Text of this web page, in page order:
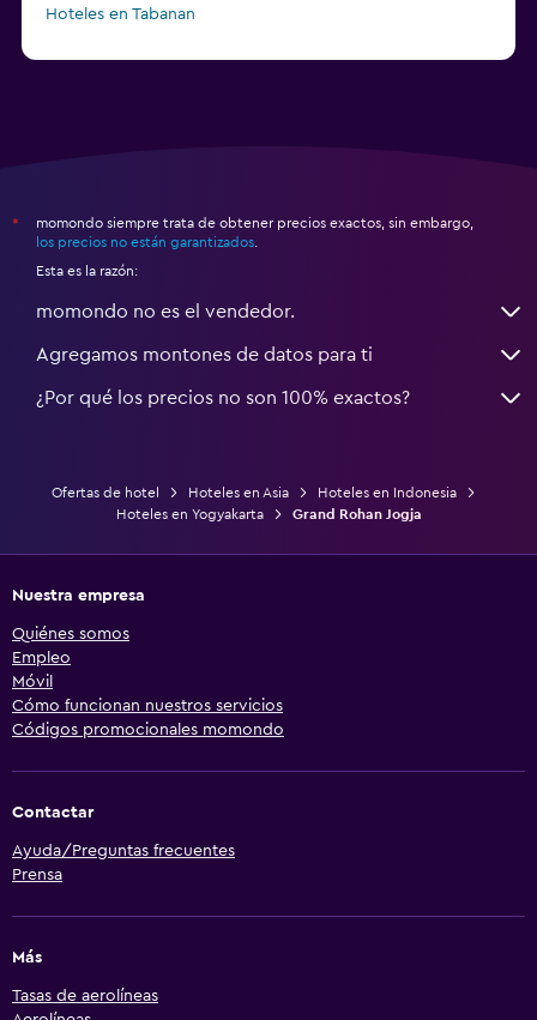
Hoteles en Tabanan
*
momondo siempre trata de obtener precios exactos, sin embargo,
los precios no están garantizados
Esta es la razón:
momondo no es el vendedor.
Agregamos montones de datos para ti
¿Por qué los precios no son 100% exactos?
Ofertas de hotel Hoteles en Asia
Hoteles en Indonesia
Hoteles en Yogyakarta
Grand Rohan Jogja
Nuestra empresa
Quiénes somos
Empleo
Móvil
Cómo funcionan nuestros servicios
Códigos promocionales momondo
Contactar
Ayuda/Preguntas frecuentes
Prensa
Más
Tasas de aerolíneas